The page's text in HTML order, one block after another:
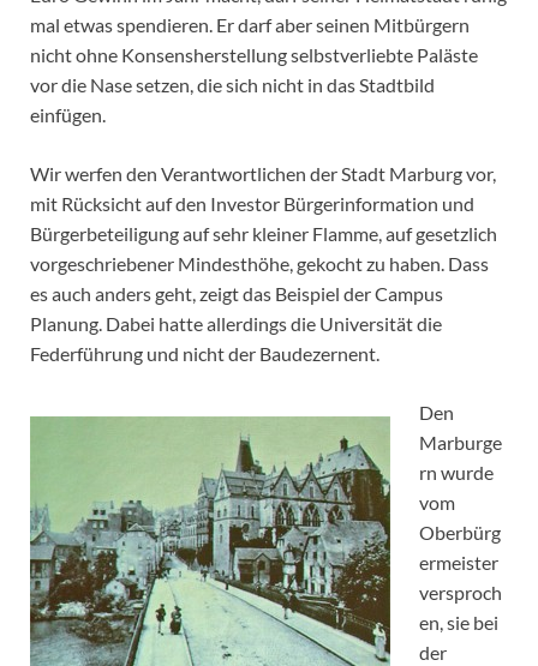
mal etwas spendieren. Er darf aber seinen Mitbürgern
nicht ohne Konsensherstellung selbstverliebte Paläste
vor die Nase setzen, die sich nicht in das Stadtbild
einfügen.
Wir werfen den Verantwortlichen der Stadt Marburg vor,
mit Rücksicht auf den Investor Bürgerinformation und
Bürgerbeteiligung auf sehr kleiner Flamme, auf gesetzlich
vorgeschriebener Mindesthöhe, gekocht zu haben. Dass
es auch anders geht, zeigt das Beispiel der Campus
Planung. Dabei hatte allerdings die Universität die
Federführung und nicht der Baudezernent.
Den
Marburge
rn wurde
vom
Oberbürg
ermeister
versproch
en, sie bei
der